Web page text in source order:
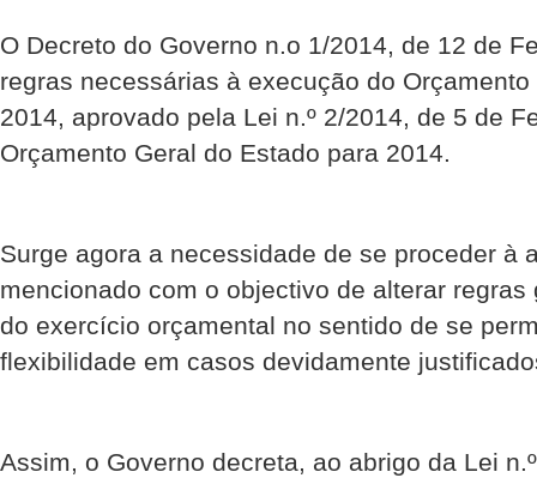
O Decreto do Governo n.o 1/2014, de 12 de
regras necessárias à execução do
2014, aprovado pela Lei n.º 2/2014, de 5 de
Orçamento Geral do Estado para 2014.
Surge agora a necessidade de se proceder à
mencionado com o objectivo de alterar
do exercício orçamental no sentido de se
flexibilidade em casos devidamente
Assim, o Governo decreta, ao abrigo da Lei